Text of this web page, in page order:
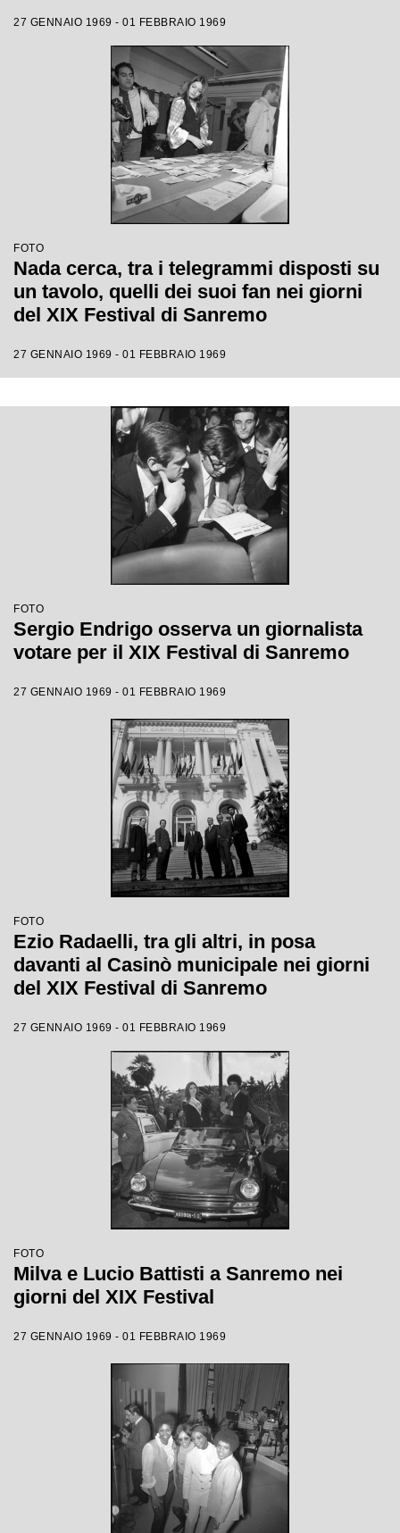
27 GENNAIO 1969 - 01 FEBBRAIO 1969
FOTO
Nada cerca, tra i telegrammi disposti su
un tavolo, quelli dei suoi fan nei giorni
del XIX Festival di Sanremo
27 GENNAIO 1969 - 01 FEBBRAIO 1969
FOTO
Sergio Endrigo osserva un giornalista
votare per il XIX Festival di Sanremo
27 GENNAIO 1969 - 01 FEBBRAIO 1969
FOTO
Ezio Radaelli, tra gli altri, in posa
davanti al Casinò municipale nei giorni
del XIX Festival di Sanremo
27 GENNAIO 1969 - 01 FEBBRAIO 1969
FOTO
Milva e Lucio Battisti a Sanremo nei
giorni del XIX Festival
27 GENNAIO 1969 - 01 FEBBRAIO 1969